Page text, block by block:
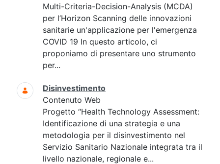
Multi-Criteria-Decision-Analysis (MCDA)
per l’Horizon Scanning delle innovazioni
sanitarie un'applicazione per l'emergenza
COVID 19 In questo articolo, ci
proponiamo di presentare uno strumento
per...
Disinvestimento
Contenuto Web
Progetto “Health Technology Assessment:
Identificazione di una strategia e una
metodologia per il disinvestimento nel
Servizio Sanitario Nazionale integrata tra il
livello nazionale, regionale e...